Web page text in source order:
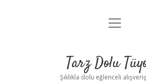
Anasayfa
Yasal Uyarı
menüyü
Tarz Dolu
Şıklıkla dolu eğlenceli